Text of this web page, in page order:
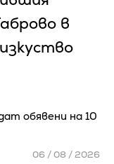
в
обявени на 10
06 / 08 / 2026